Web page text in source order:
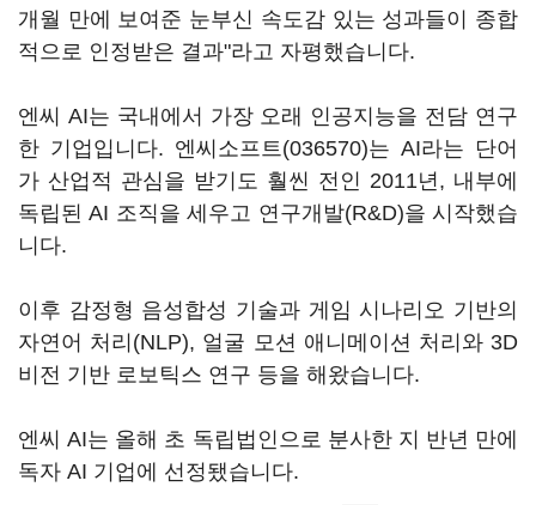
개월 만에 보여준 눈부신 속도감 있는 성과들이 종합
적으로 인정받은 결과"라고 자평했습니다.
엔씨 AI는 국내에서 가장 오래 인공지능을 전담 연구
한 기업입니다. 엔씨소프트(036570)는 AI라는 단어
가 산업적 관심을 받기도 훨씬 전인 2011년, 내부에
독립된 AI 조직을 세우고 연구개발(R&D)을 시작했습
니다.
이후 감정형 음성합성 기술과 게임 시나리오 기반의
자연어 처리(NLP), 얼굴 모션 애니메이션 처리와 3D
비전 기반 로보틱스 연구 등을 해왔습니다.
엔씨 AI는 올해 초 독립법인으로 분사한 지 반년 만에
독자 AI 기업에 선정됐습니다.